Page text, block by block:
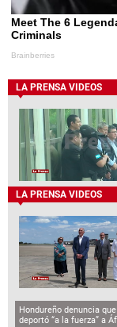
LA PRENSA VIDEOS
LA PRENSA VIDEOS
Hondureño denuncia
deportó “a la fuerza” a